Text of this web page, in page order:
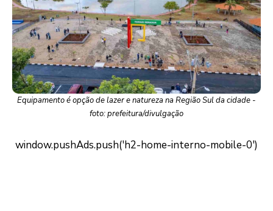
Equipamento é opção de lazer e natureza na Região Sul da cidade -
foto: prefeitura/divulgação